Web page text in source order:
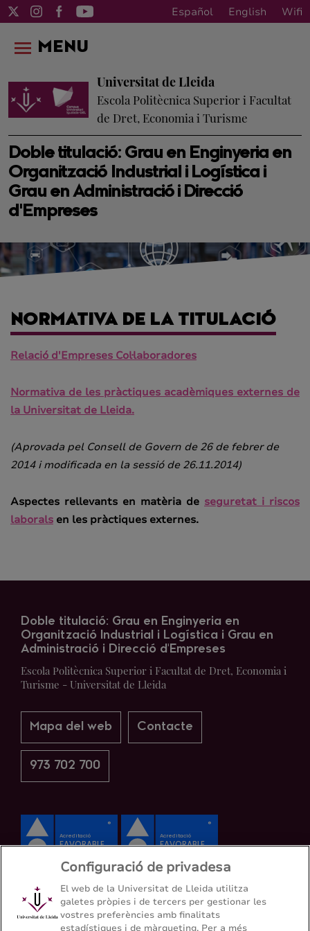
Español English Wifi
Doble titulació: Grau en Enginyeria en
Organització Industrial i Logística i
Grau en Administració i Direcció
d'Empreses
Universitat de Lleida
Escola Politècnica Superior i Facultat
de Dret, Economia i Turisme
MENU
NORMATIVA DE LA TITULACIÓ
Relació d'Empreses Col·laboradores
Normativa de les pràctiques acadèmiques externes de
la Universitat de Lleida.
(Aprovada pel Consell de Govern de 26 de febrer de
2014 i modificada en la sessió de 26.11.2014)
Aspectes rellevants en matèria de seguretat i riscos
laborals en les pràctiques externes.
Doble titulació: Grau en Enginyeria en
Organització Industrial i Logística i Grau en
Administració i Direcció d'Empreses
Escola Politècnica Superior i Facultat de Dret, Economia i
Turisme - Universitat de Lleida
Mapa del web Contacte
973 702 700
Configuració de privadesa
El web de la Universitat de Lleida utilitza
galetes pròpies i de tercers per gestionar les
vostres preferències amb finalitats
estadístiques i de màrqueting. Per a més